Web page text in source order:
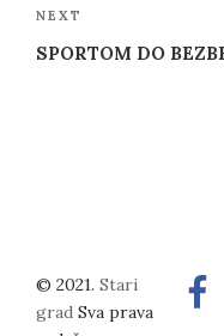
Next
Post
NEXT
SPORTOM DO
© 2021. Stari
grad Sva prava